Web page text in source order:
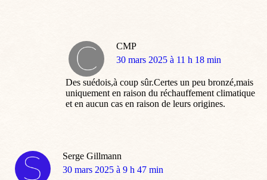
CMP
dit
30 mars 2025 à 11 h 18 min
Des suédois,à coup sûr.Certes un peu bronzé,mais
uniquement en raison du réchauffement climatique
et en aucun cas en raison de leurs origines.
Serge Gillmann
dit
30 mars 2025 à 9 h 47 min